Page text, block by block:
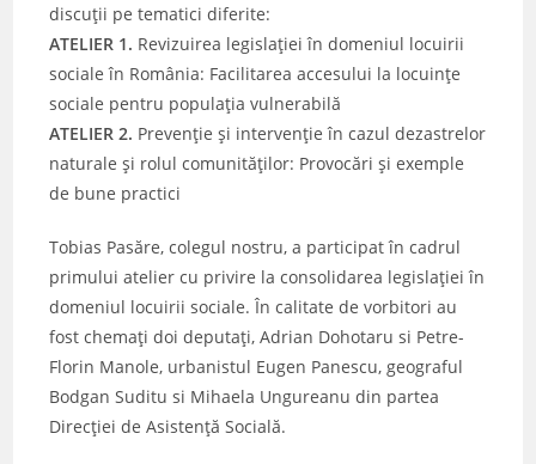
discuții pe tematici diferite:
ATELIER 1. Revizuirea legislației în domeniul locuirii
sociale în România: Facilitarea accesului la locuințe
sociale pentru populația vulnerabilă
ATELIER 2. Prevenție și intervenție în cazul dezastrelor
naturale și rolul comunităților: Provocări și exemple
de bune practici
Tobias Pasăre, colegul nostru, a participat în cadrul
primului atelier cu privire la consolidarea legislației în
domeniul locuirii sociale. În calitate de vorbitori au
fost chemați doi deputați, Adrian Dohotaru si Petre-
Florin Manole, urbanistul Eugen Panescu, geograful
Bodgan Suditu si Mihaela Ungureanu din partea
Direcției de Asistență Socială.